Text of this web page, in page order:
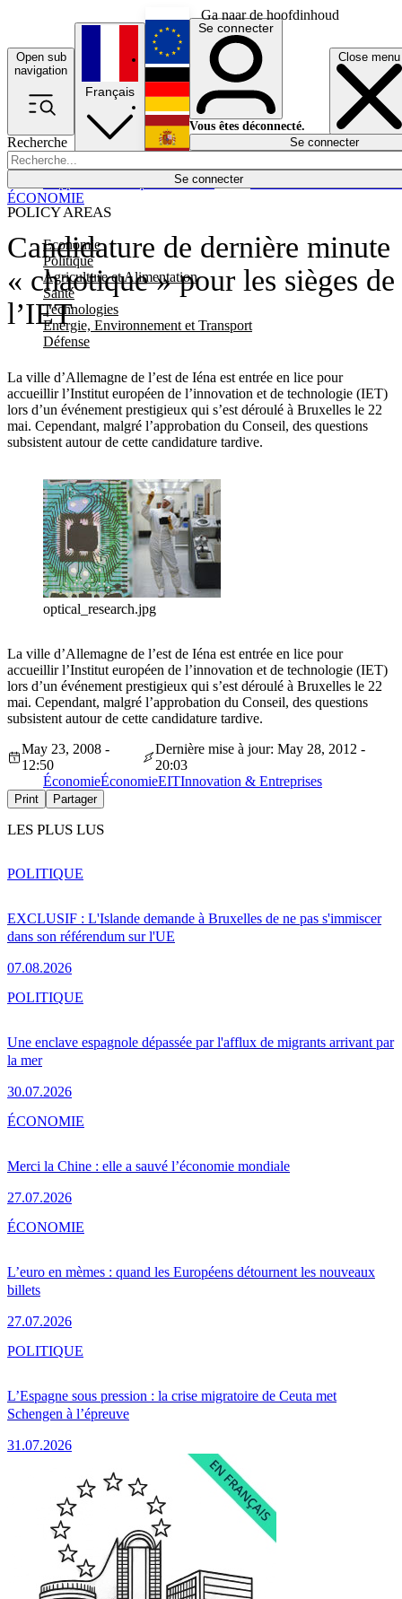
Ga naar de hoofdinhoud
Open sub
navigation
Close menu
Recherche
Se connecter
POLICY AREAS
Economie
Politique
Agriculture et Alimentation
Santé
Technologies
Energie, Environnement et Transport
Défense
Économie
Français
English
Deutsch
Español
Se connecter
Vous êtes déconnecté.
Se connecter
Candidature de dernière minute
« chaotique » pour les sièges de
l’IET
La ville d’Allemagne de l’est de Iéna est entrée en lice pour
accueillir l’Institut européen de l’innovation et de technologie (IET)
lors d’un événement prestigieux qui s’est déroulé à Bruxelles le 22
mai. Cependant, malgré l’approbation du Conseil, des questions
subsistent autour de cette candidature tardive.
ÉCONOMIE
optical_research.jpg
La ville d’Allemagne de l’est de Iéna est entrée en lice pour
accueillir l’Institut européen de l’innovation et de technologie (IET)
lors d’un événement prestigieux qui s’est déroulé à Bruxelles le 22
mai. Cependant, malgré l’approbation du Conseil, des questions
subsistent autour de cette candidature tardive.
May 23, 2008 -
12:50
Dernière mise à jour: May 28, 2012 -
20:03
ÉconomieÉconomieEITInnovation & Entreprises
Print Partager
LES PLUS LUS
EXCLUSIF : L'Islande demande à Bruxelles de ne pas s'immiscer
dans son référendum sur l'UE
07.08.2026
POLITIQUE
Une enclave espagnole dépassée par l'afflux de migrants arrivant par
la mer
30.07.2026
POLITIQUE
Merci la Chine : elle a sauvé l’économie mondiale
27.07.2026
ÉCONOMIE
L’euro en mèmes : quand les Européens détournent les nouveaux
billets
27.07.2026
ÉCONOMIE
L’Espagne sous pression : la crise migratoire de Ceuta met
Schengen à l’épreuve
31.07.2026
POLITIQUE